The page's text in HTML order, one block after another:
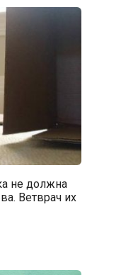
не должна
Ветврач их